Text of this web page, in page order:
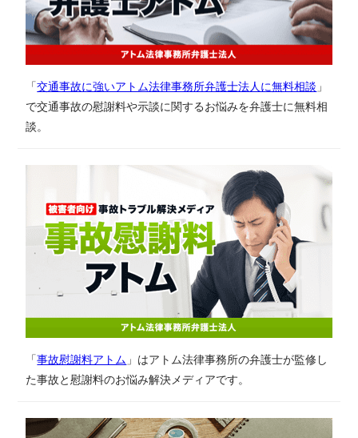
「交通事故に強いアトム法律事務所弁護士法人に無料相談 」
で交通事故の慰謝料や示談に関するお悩みを弁護士に無料相
談。
「事故慰謝料アトム 」はアトム法律事務所の弁護士が監修し
た事故と慰謝料のお悩み解決メディアです。